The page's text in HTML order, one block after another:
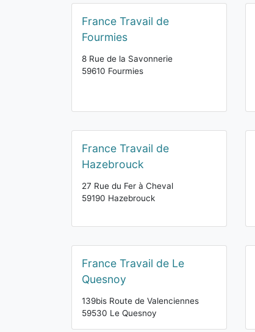
France Travail de
Fourmies
8 Rue de la Savonnerie
59610 Fourmies
France Travail de
Hazebrouck
27 Rue du Fer à Cheval
59190 Hazebrouck
France Travail de Le
Quesnoy
139bis Route de Valenciennes
59530 Le Quesnoy